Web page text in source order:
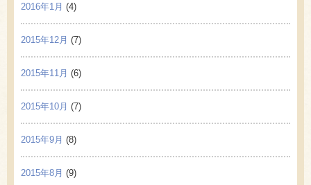
2016年1月 (4)
2015年12月 (7)
2015年11月 (6)
2015年10月 (7)
2015年9月 (8)
2015年8月 (9)